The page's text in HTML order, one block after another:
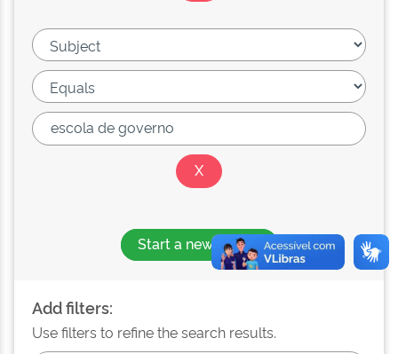
Start a new search
Add filters:
Use filters to refine the search results.